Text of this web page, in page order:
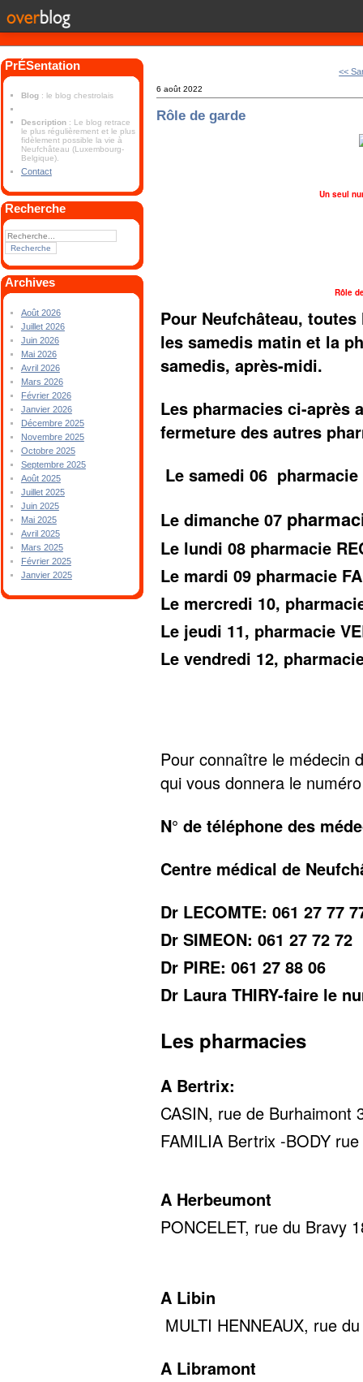
PrÉSentation
Blog : le blog chestrolais
Description : Le blog retrace
le plus régulièrement et le plus
fidèlement possible la vie à
Neufchâteau (Luxembourg-
Belgique).
Contact
Recherche
Archives
Août 2026
Juillet 2026
Juin 2026
Mai 2026
Avril 2026
Mars 2026
Février 2026
Janvier 2026
Décembre 2025
Novembre 2025
Octobre 2025
Septembre 2025
Août 2025
Juillet 2025
Juin 2025
Mai 2025
Avril 2025
Mars 2025
Février 2025
Janvier 2025
<<
6 août 2022
Rôle de garde
Un seul
Rôle
Pour Neufchâteau,
les samedis matin et la
samedis, après-midi.
Les pharmacies ci-après
fermeture des autres
Le samedi 06 pharmacie
Le dimanche 07
Le lundi 08 pharmacie
Le mardi 09 pharmacie
Le mercredi 10,
Le jeudi 11, pharmacie
Le vendredi 12,
Pour connaître le médecin
qui vous donnera le
N° de téléphone des
Centre médical de
Dr LECOMTE: 061 27 77
Dr SIMEON: 061 27 72 72
Dr PIRE: 061 27 88 06
Dr Laura THIRY-faire le
Les pharmacies
A Bertrix:
CASIN, rue de Burhaimont
FAMILIA Bertrix -BODY
A Herbeumont
PONCELET, rue du Bravy
A Libin
MULTI HENNEAUX, rue
A Libramont